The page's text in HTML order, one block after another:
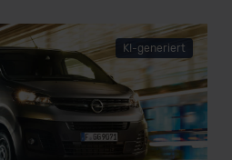
KI-generiert